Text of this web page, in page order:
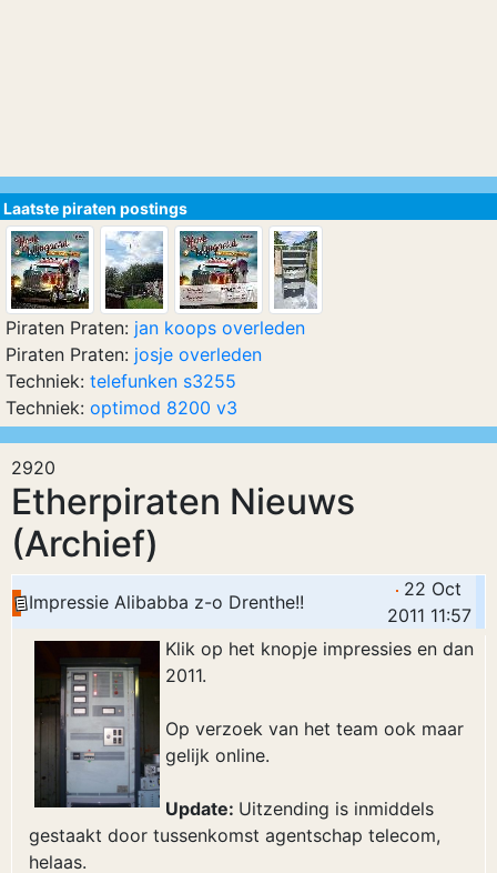
2920
Etherpiraten Nieuws
(Archief)
Impressie Alibabba z-o Drenthe!!
22 Oct
2011 11:57
Klik op het knopje impressies en dan
2011.
Op verzoek van het team ook maar
gelijk online.
Update: Uitzending is inmiddels
gestaakt door tussenkomst agentschap telecom,
helaas.
Laatste piraten postings
Piraten Praten: jan koops overleden
Piraten Praten: josje overleden
Techniek: telefunken s3255
Techniek: optimod 8200 v3